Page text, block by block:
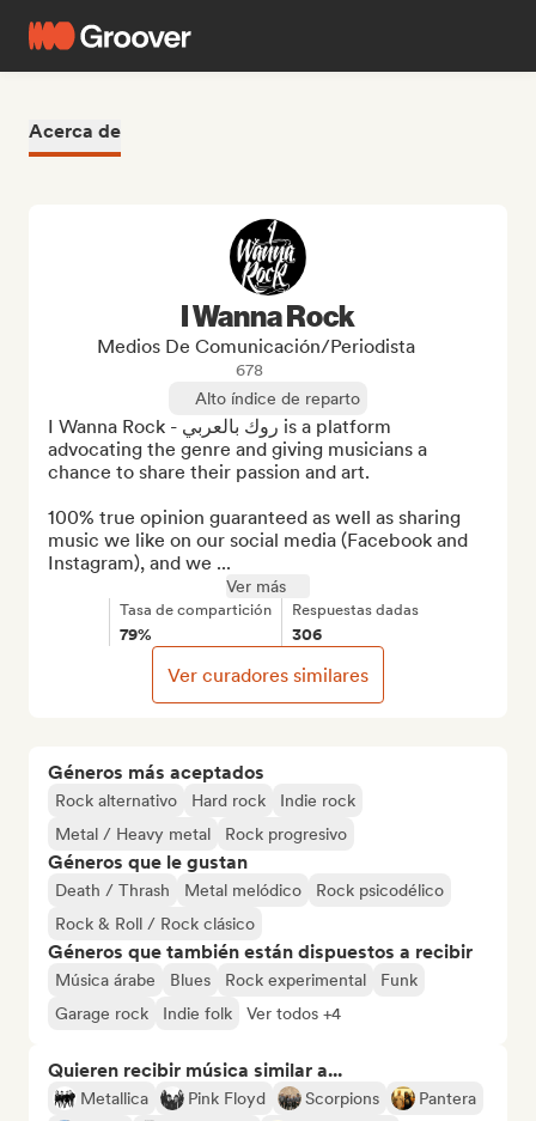
Acerca de
Géneros más aceptados
Rock alternativo Hard rock
Indie rock
Metal / Heavy metal
Rock progresivo
Géneros que le gustan
Death / Thrash Metal melódico
Rock psicodélico
Rock & Roll / Rock clásico
Géneros que también están dispuestos a recibir
Música árabe Blues Rock experimental
Funk
Garage rock
Indie folk Ver todos +4
Quieren recibir música similar a...
Metallica Pink Floyd Scorpions
Pantera
I Wanna Rock
Medios De Comunicación/Periodista
678
Alto índice de reparto
I Wanna Rock - روك بالعربي is a platform
advocating the genre and giving musicians a
chance to share their passion and art.
100% true opinion guaranteed as well as sharing
music we like on our social media (Facebook and
Instagram), and we ...
Ver más
Tasa de compartición
79%
Respuestas dadas
306
Ver curadores similares